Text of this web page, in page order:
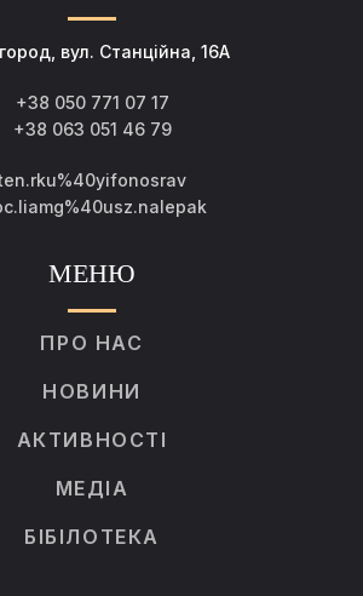
вул. Станційна, 16А
+38 050 771 07 17
+38 063 051 46 79
МЕНЮ
ПРО НАС
НОВИНИ
АКТИВНОСТІ
МЕДІА
БІБІЛОТЕКА